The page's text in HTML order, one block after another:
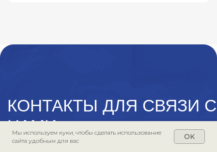
Мы используем куки, чтобы сделать использование
сайта удобным для вас
OK